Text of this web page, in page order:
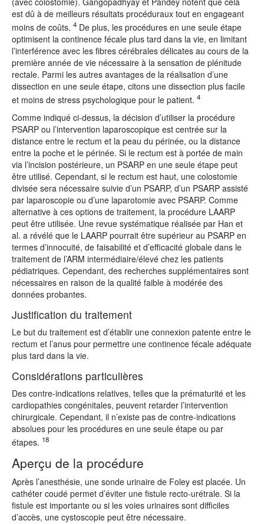
est dû à de meilleurs résultats procéduraux tout en engageant
moins de coûts. 4 De plus, les procédures en une seule étape
optimisent la continence fécale plus tard dans la vie, en limitant
l’interférence avec les fibres cérébrales délicates au cours de la
première année de vie nécessaire à la sensation de plénitude
rectale. Parmi les autres avantages de la réalisation d’une
dissection en une seule étape, citons une dissection plus facile
et moins de stress psychologique pour le patient. 4
Comme indiqué ci-dessus, la décision d’utiliser la procédure
PSARP ou l’intervention laparoscopique est centrée sur la
distance entre le rectum et la peau du périnée, ou la distance
entre la poche et le périnée. Si le rectum est à portée de main
via l’incision postérieure, un PSARP en une seule étape peut
être utilisé. Cependant, si le rectum est haut, une colostomie
divisée sera nécessaire suivie d’un PSARP, d’un PSARP assisté
par laparoscopie ou d’une laparotomie avec PSARP. Comme
alternative à ces options de traitement, la procédure LAARP
peut être utilisée. Une revue systématique réalisée par Han et
al. a révélé que le LAARP pourrait être supérieur au PSARP en
termes d’innocuité, de faisabilité et d’efficacité globale dans le
traitement de l’ARM intermédiaire/élevé chez les patients
pédiatriques. Cependant, des recherches supplémentaires sont
nécessaires en raison de la qualité faible à modérée des
données probantes.
Justification du traitement
Le but du traitement est d’établir une connexion patente entre le
rectum et l’anus pour permettre une continence fécale adéquate
plus tard dans la vie.
Considérations particulières
Des contre-indications relatives, telles que la prématurité et les
cardiopathies congénitales, peuvent retarder l’intervention
chirurgicale. Cependant, il n’existe pas de contre-indications
absolues pour les procédures en une seule étape ou par
étapes. 18
Aperçu de la procédure
Après l’anesthésie, une sonde urinaire de Foley est placée. Un
cathéter coudé permet d’éviter une fistule recto-urétrale. Si la
fistule est importante ou si les voies urinaires sont difficiles
d’accès, une cystoscopie peut être nécessaire.